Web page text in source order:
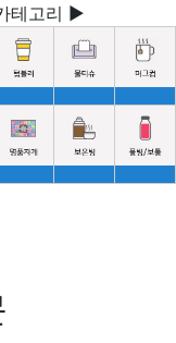
테고리 ▶